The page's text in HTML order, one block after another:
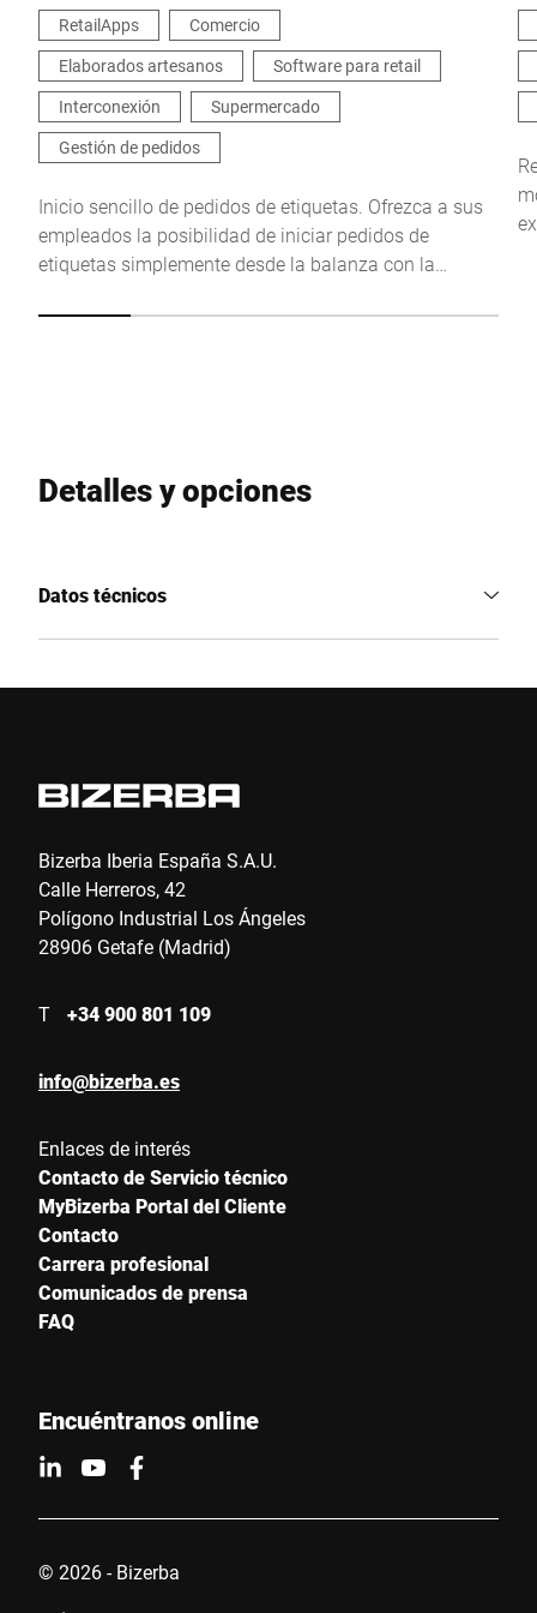
Por la presente confirmo que acepto el uso de mis datos para
procesar esta solicitud Se puede encontrar más información en
Declaración de protección de datos*
Anti-Robot Verification
Click to start verification
RetailApps
Comercio
Elaborados artesanos
Software para retail
Interconexión
Supermercado
Gestión de pedidos
Inicio sencillo de pedidos de etiquetas. Ofrezca a sus
empleados la posibilidad de iniciar pedidos de
etiquetas simplemente desde la balanza con la
Detalles y opciones
Datos técnicos
Bizerba Iberia España S.A.U.
Calle Herreros, 42
Polígono Industrial Los Ángeles
28906 Getafe (Madrid)
T +34 900 801 109
info@bizerba.es
Enlaces de interés
Contacto de Servicio técnico
MyBizerba Portal del Cliente
Contacto
Carrera profesional
Comunicados de prensa
FAQ
Encuéntranos online
© 2026 - Bizerba